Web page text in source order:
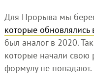
Для Прорыва мы
которые обновлялись
был аналог в 2020.
которые начали свою
формулу не попадают.